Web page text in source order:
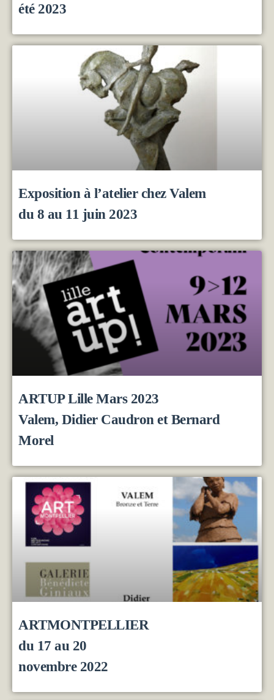
été 2023
Exposition à l’atelier chez Valem
du 8 au 11 juin 2023
ARTUP Lille Mars 2023
Valem, Didier Caudron et Bernard
Morel
ARTMONTPELLIER
du 17 au 20
novembre 2022